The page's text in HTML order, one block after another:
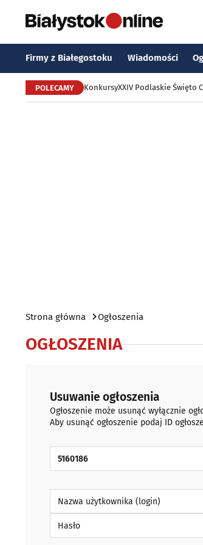
Firmy z Białegostoku Wiadomości
POLECAMY KonkursyXXIV Podlaskie Święto
Strona główna Ogłoszenia
OGŁOSZENIA
Usuwanie ogłoszenia
Ogłoszenie może usunąć wyłącznie
Aby usunąć ogłoszenie podaj ID